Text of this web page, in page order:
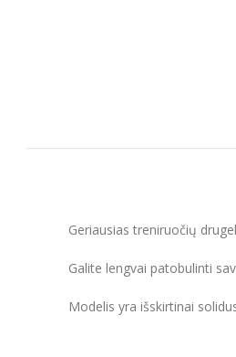
Geriausias treniruočių
Galite lengvai patobulinti
Modelis yra išskirtinai